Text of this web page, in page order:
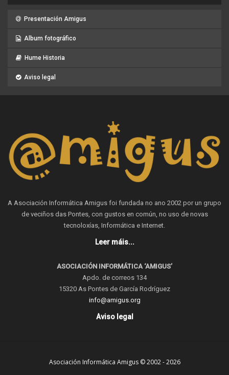
Presentación Amigus
Album fotográfico
Hume Historia
Aviso legal
A Asociación Informática Amigus foi fundada no ano 2002 por un grupo
de veciños das Pontes, con gustos en común, no uso de novas
tecnoloxías, Informática e Internet.
Leer máis...
ASOCIACIÓN INFORMÁTICA ‘AMIGUS’
Apdo. de correos 134
15320 As Pontes de García Rodríguez
info@amigus.org
Aviso legal
Asociación Informática Amigus © 2002 - 2026